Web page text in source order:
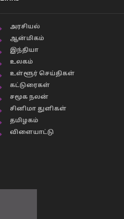
அரசியல்
ஆன்மிகம்
இந்தியா
உலகம்
உள்ளூர் செய்திகள்
கட்டுரைகள்
சமூக நலன்
சினிமா துளிகள்
தமிழகம்
விளையாட்டு